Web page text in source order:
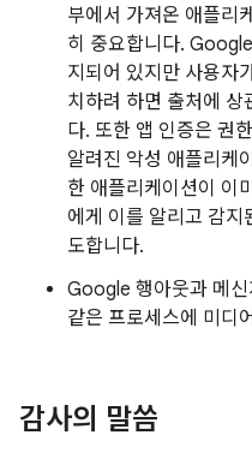
부에서 가져온 애플리
히 중요합니다.
지되어 있지만 사용자
치하려 하면 출처에 상
다. 또한 앱 인증은 권
알려진 악성 애플리케
한 애플리케이션이 이
에게 이를 알리고 감지
도합니다.
Google 행아웃과 메
같은 프로세스에 미디
감사의 말씀